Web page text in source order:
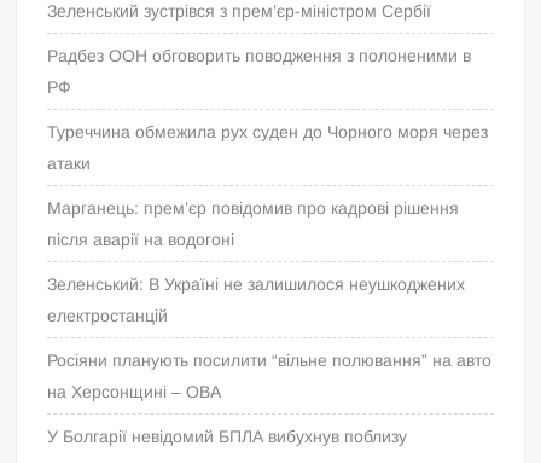
Зеленський зустрівся з прем’єр-міністром Сербії
Радбез ООН обговорить поводження з полоненими в
РФ
Туреччина обмежила рух суден до Чорного моря через
атаки
Марганець: прем’єр повідомив про кадрові рішення
після аварії на водогоні
Зеленський: В Україні не залишилося неушкоджених
електростанцій
Росіяни планують посилити “вільне полювання” на авто
на Херсонщині – ОВА
У Болгарії невідомий БПЛА вибухнув поблизу